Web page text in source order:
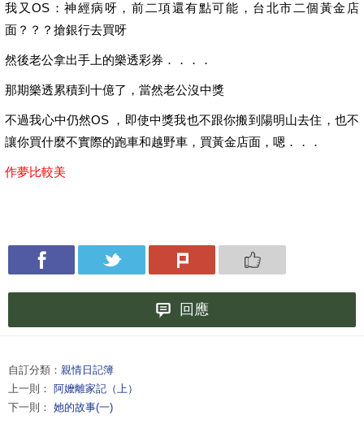
我又OS：神經病呀，前二項還有點可能，台北市二個黃金店
面？？？搶銀行去買呀
然後老公拿出手上的樂透彩券．．．．
那期樂透累積到十億了，當然老公沒中獎
不過我心中仍然OS ，即使中獎我也不跟你搬到陽明山去住，也不
讓你買什麼不實際的跑車和越野車，買黃金店面，嗯．．．
作夢比較美
回應
自訂分類： 親情日記簿
上一則： 阿嬤離家記（上）
下一則： 她的故事(一)